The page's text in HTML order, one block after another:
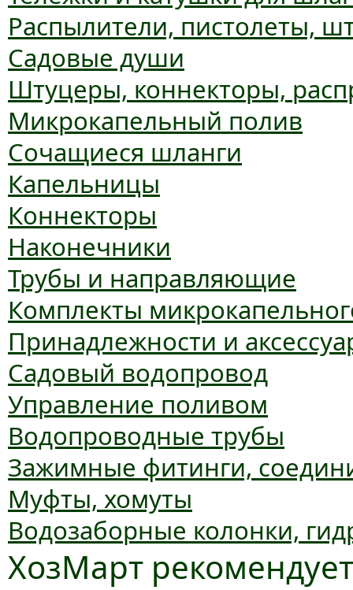
Распылители, пистолеты,
Садовые души
Штуцеры, коннекторы,
Микрокапельный полив
Сочащиеся шланги
Капельницы
Коннекторы
Наконечники
Трубы и направляющие
Комплекты
Принадлежности и
Садовый водопровод
Управление поливом
Водопроводные трубы
Зажимные фитинги,
Муфты, хомуты
Водозаборные колонки,
ХозМарт рекомендует